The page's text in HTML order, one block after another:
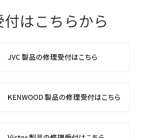
はこちらから